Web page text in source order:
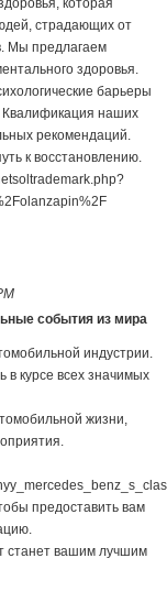
страдающих от
Мы предлагаем
здоровья.
барьеры
Квалификация наших
рекомендаций.
к восстановлению.
события из мира
индустрии.
курсе всех значимых
жизни,
предоставить вам
станет вашим лучшим